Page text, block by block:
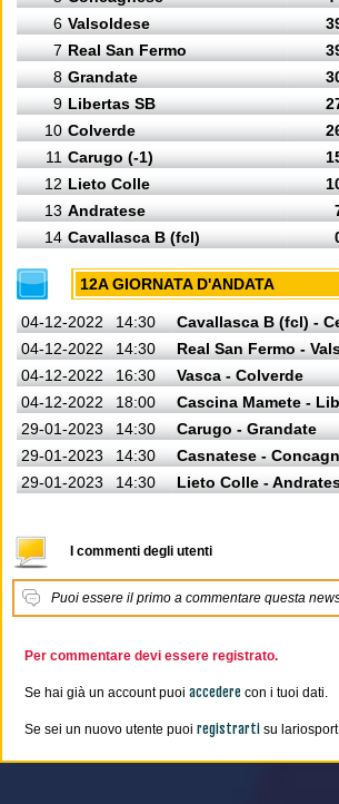
6 Valsoldese
7 Real San Fermo
8 Grandate
9 Libertas SB
10 Colverde
11 Carugo (-1)
12 Lieto Colle
13 Andratese
14 Cavallasca B (fcl)
12A GIORNATA D'ANDATA
04-12-2022 14:30
Cavallasca B (fcl) -
04-12-2022
14:30
Real San Fermo -
04-12-2022
16:30
Vasca - Colverde
04-12-2022
18:00
Cascina Mamete -
29-01-2023
14:30
Carugo - Grandate
29-01-2023
14:30
Casnatese -
29-01-2023
14:30 Lieto Colle -
I commenti degli utenti
Puoi essere il primo a commentare questa
Per commentare devi essere registrato.
Se hai già un account puoi accedere con i tuoi dati.
Se sei un nuovo utente puoi registrarti su